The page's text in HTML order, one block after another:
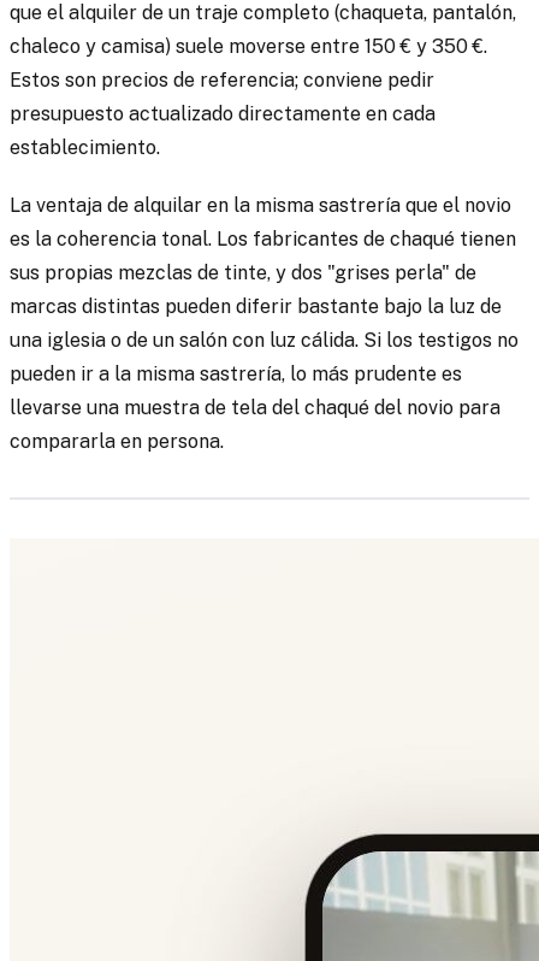
que el alquiler de un traje completo (chaqueta, pantalón,
chaleco y camisa) suele moverse entre 150 € y 350 €.
Estos son precios de referencia; conviene pedir
presupuesto actualizado directamente en cada
establecimiento.
La ventaja de alquilar en la misma sastrería que el novio
es la coherencia tonal. Los fabricantes de chaqué tienen
sus propias mezclas de tinte, y dos "grises perla" de
marcas distintas pueden diferir bastante bajo la luz de
una iglesia o de un salón con luz cálida. Si los testigos no
pueden ir a la misma sastrería, lo más prudente es
llevarse una muestra de tela del chaqué del novio para
compararla en persona.